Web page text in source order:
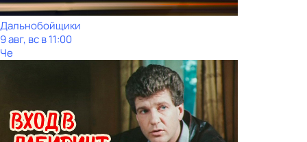
Дальнобойщики
9 авг, вс в 11:00
Че